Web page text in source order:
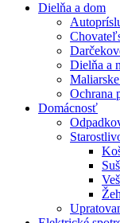
Dielňa a dom
Dielňa a
Ochrana
Domácnosť